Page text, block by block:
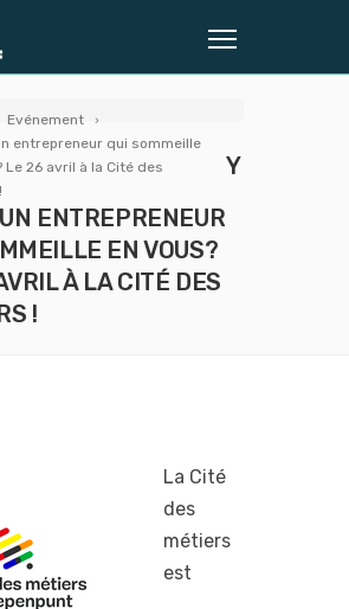
Evénement
entrepreneur qui sommeille
Le 26 avril à la Cité des
Y
ENTREPRENEUR
EN VOUS?
À LA CITÉ DES
!
La Cité
des
métiers
est